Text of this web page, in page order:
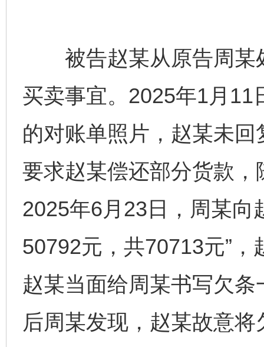
被告赵某从原告周某
买卖事宜。2025年1月11
的对账单照片，赵某未
要求赵某偿还部分货款
2025年6月23日，周某向
50792元，共70713元”
赵某当面给周某书写欠
后周某发现，赵某故意